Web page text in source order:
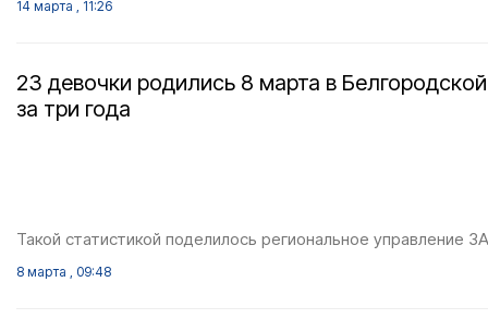
14 марта , 11:26
23 девочки родились 8 марта в
за три года
Такой статистикой поделилось региональное управление
8 марта , 09:48